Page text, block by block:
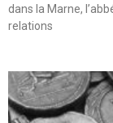
dans la Marne,
relations